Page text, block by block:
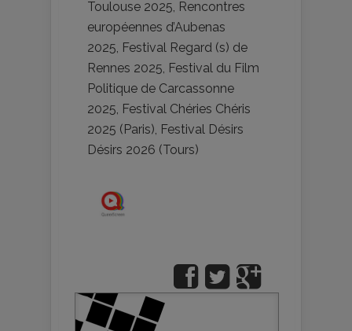
Toulouse 2025, Rencontres
européennes d’Aubenas
2025, Festival Regard (s) de
Rennes 2025, Festival du Film
Politique de Carcassonne
2025, Festival Chéries Chéris
2025 (Paris), Festival Désirs
Désirs 2026 (Tours)